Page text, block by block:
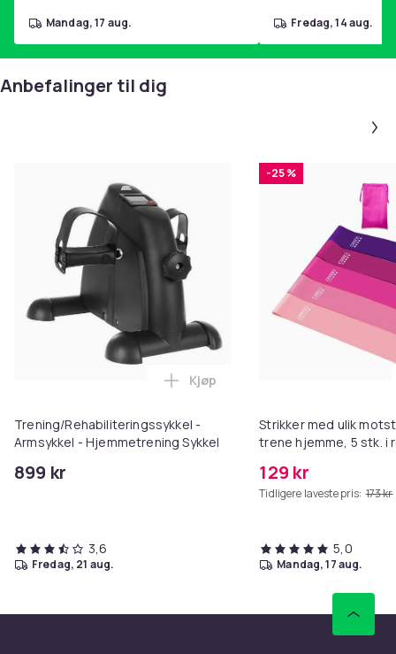
mandag, 17 aug. fredag, 14 aug.
Anbefalinger til dig
Trening/Rehabiliteringssykkel -
Armsykkel - Hjemmetrening Sykkel
899 kr
Legg Trening/
Kjøp
3,6
fredag, 21 aug.
-25 %
Strikker med ulik
trene hjemme, 5 stk. i
129 kr
Tidligere laveste pris: 173 kr
5,0
mandag, 17 aug.